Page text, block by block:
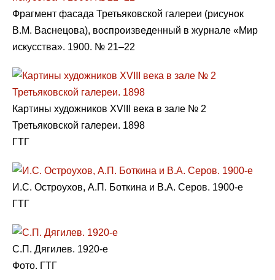
Фрагмент фасада Третьяковской галереи (рисунок
В.М. Васнецова), воспроизведенный в журнале «Мир
искусства». 1900. № 21–22
Картины художников XVIII века в зале № 2
Третьяковской галереи. 1898
ГТГ
И.С. Остроухов, А.П. Боткина и В.А. Серов. 1900-е
ГТГ
С.П. Дягилев. 1920-е
Фото. ГТГ